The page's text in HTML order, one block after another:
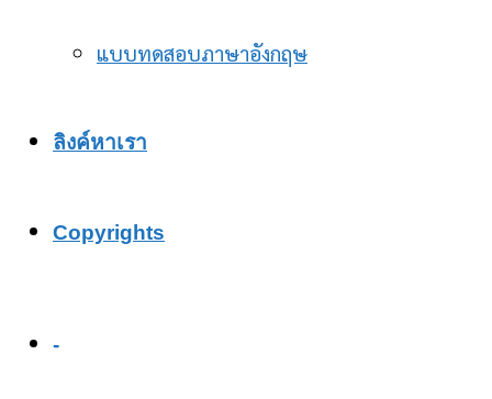
แบบทดสอบภาษาอังกฤษ
ลิงค์หาเรา
Copyrights
-